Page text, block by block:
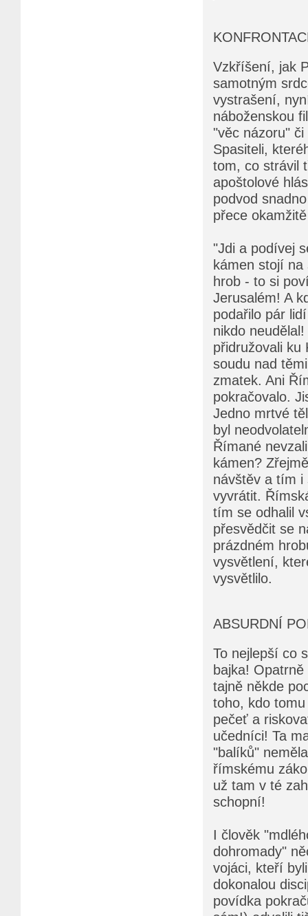
Vzkříšení, jak
samotným
vystrašení,
náboženskou
"věc názoru"
Spasiteli,
tom, co strávil
apoštolové
podvod
přece
"Jdi a podívej
kámen stojí
hrob - to si
Jerusalém! A
podařilo pár
nikdo
přidružovali ku
soudu nad
zmatek. Ani
pokračovalo.
Jedno mrtvé
byl
Římané
kámen?
návštěv a tím i
vyvrátit.
tím se odhalil
přesvědčit se
prázdném
vysvětlení,
vysvětlilo.
ABSURDNÍ
To nejlepší co
bajka!
tajně někde
toho, kdo
pečeť a
učedníci! Ta
"balíků"
římskému
už tam v té
schopní!
I člověk
dohromady"
vojáci, kteří
dokonalou
povídka